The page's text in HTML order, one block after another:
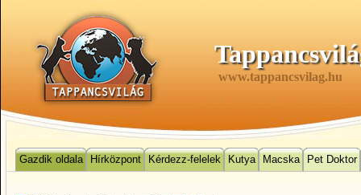
www.tappancsvilag.hu
Gazdik oldala Hírközpont Kérdezz-felelek Kutya Macska Pet Doktor